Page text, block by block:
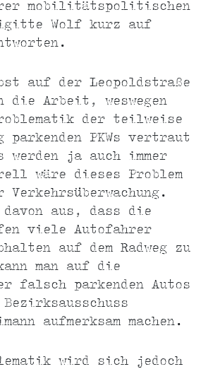
mobilitätspolitischen
Wolf kurz auf
auf der Leopoldstraße
die Arbeit, weswegen
der teilweise
parkenden PKWs vertraut
werden ja auch immer
wäre dieses Problem
aus, dass die
viele Autofahrer
auf dem Radweg zu
man auf die
falsch parkenden Autos
aufmerksam machen.
wird sich jedoch